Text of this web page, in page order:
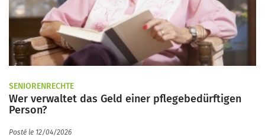
SENIORENRECHTE
Wer verwaltet das Geld einer pflegebedürftigen
Person?
Posté le 12/04/2026